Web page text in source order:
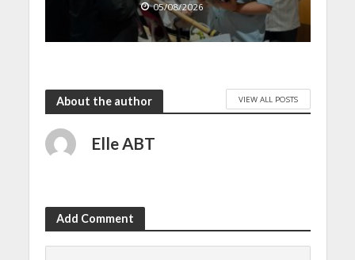
05/08/2026
About the author VIEW ALL POSTS
Elle ABT
Add Comment